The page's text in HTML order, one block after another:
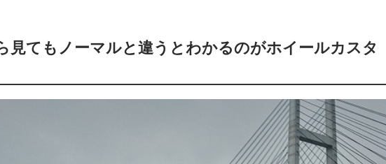
見てもノーマルと違うとわかるのがホイールカスタ